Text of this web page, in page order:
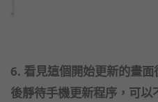
6. 看見這個開始更新的畫
後靜待手機更新程序，可以